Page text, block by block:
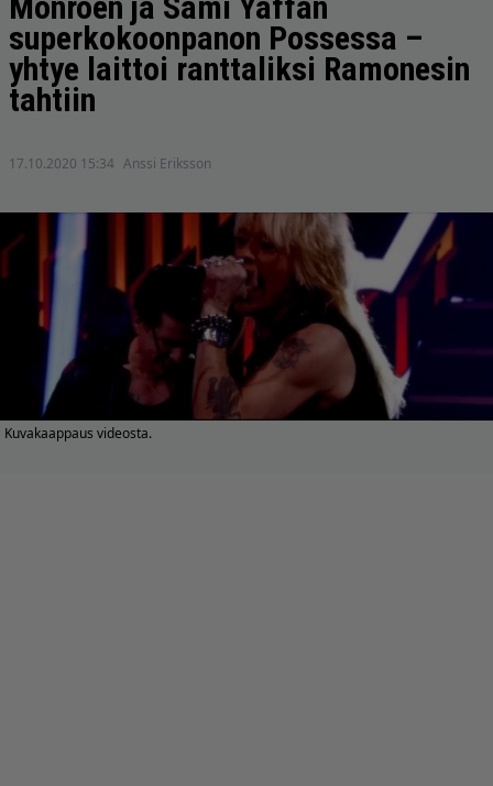
superkokoonpanon Possessa –
yhtye laittoi ranttaliksi Ramonesin
tahtiin
17.10.2020 15:34 Anssi Eriksson
Kuvakaappaus videosta.